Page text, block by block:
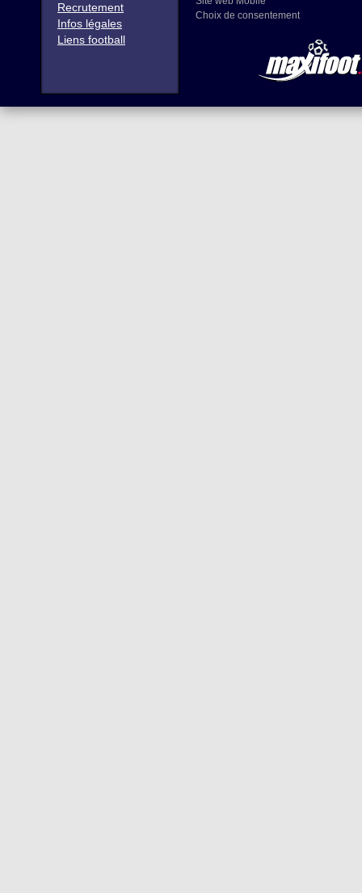
Recrutement
Infos légales
Liens football
Choix de consentement